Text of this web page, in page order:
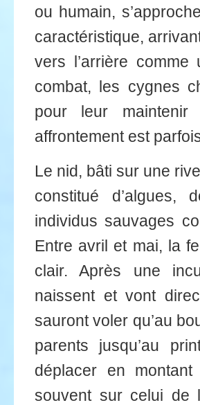
ou humain,
caractéristique,
vers l’arrière
combat, les cygnes
pour leur
affrontement est
Le nid, bâti sur une
constitué d’algues,
individus sauvages
Entre avril et mai, la
clair. Après une
naissent et vont
sauront voler qu’au
parents jusqu’au
déplacer en
souvent sur celui de